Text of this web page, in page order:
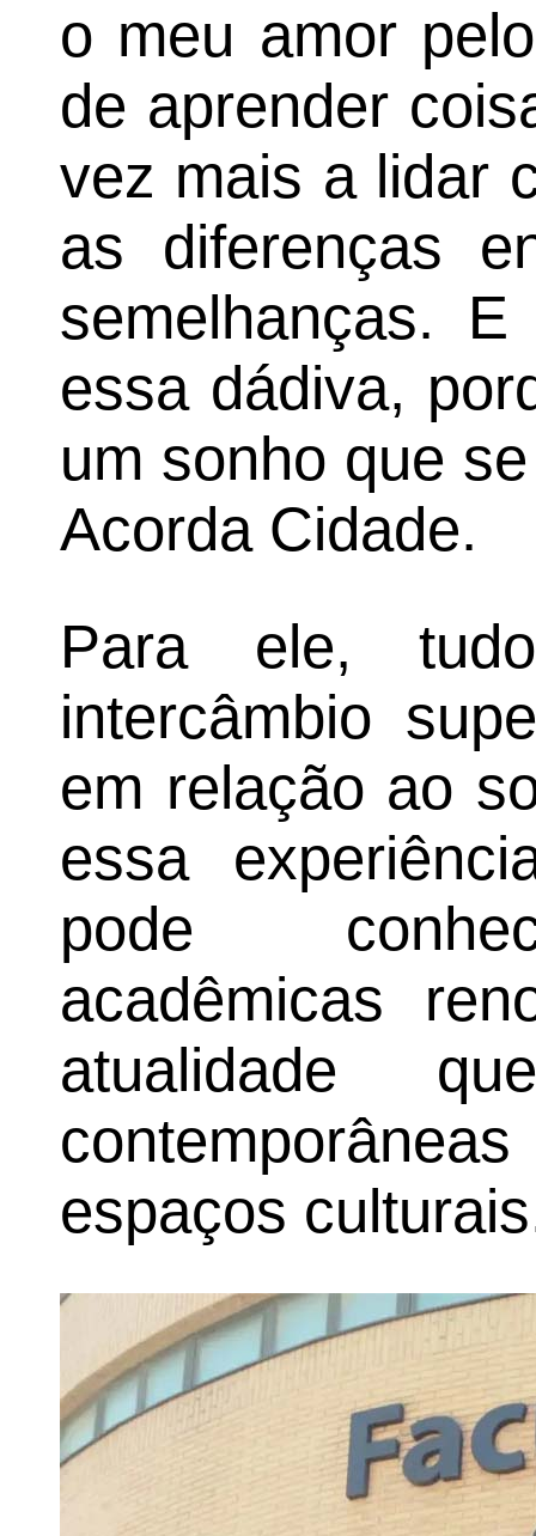
o meu amor
de aprender
vez mais a lidar
as diferenças
semelhanças.
essa dádiva,
um sonho que
Acorda Cidade.
Para ele,
intercâmbio
em relação ao
essa
pode
acadêmicas
atualidade
espaços